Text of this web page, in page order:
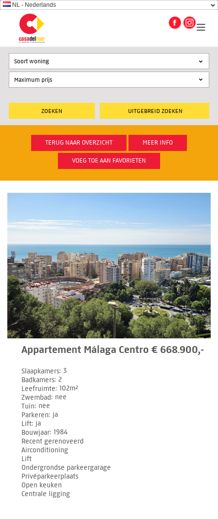
NL - Nederlands
UITGEBREID ZOEKEN
Soort woning
TERUG NAAR OVERZICHT MEER INFO
VOEG TOE AAN FAVORIETEN
Appartement Málaga Centro € 668.900,-
Slaapkamers 3
Badkamers 2
Leefruimte 102m²
Zwembad nee
Tuin nee
Parkeren ja
Lift ja
Bouwjaar 1984
Recent gerenoveerd
Airconditioning
Lift
Ondergrondse parkeergarage
Privéparkeerplaats
Open keuken
Centrale ligging